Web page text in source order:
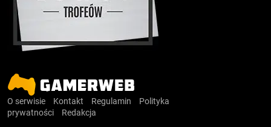
O serwisie Kontakt Regulamin
Polityka
prywatności
Redakcja